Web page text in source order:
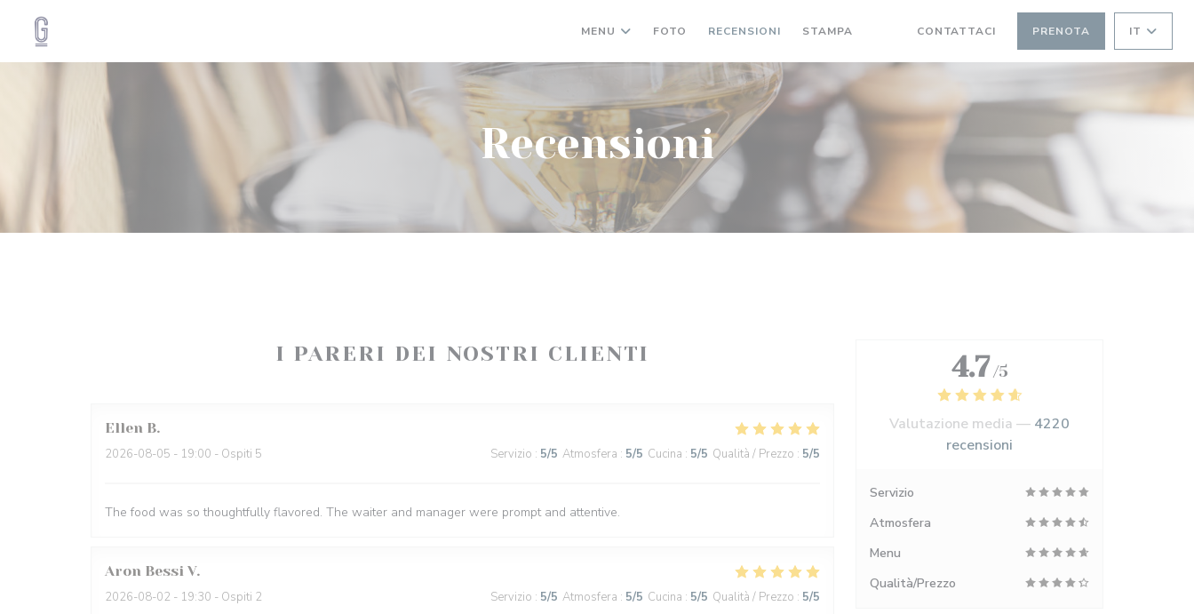
MENU FOTO RECENSIONI STAMPA CONTATTACI PRENOTA IT
Recensioni
I PARERI DEI NOSTRI CLIENTI
Ellen B
2026-08-05 - 19:00 - Ospiti 5 Servizio : 5/5 Atmosfera : 5/5 Cucina : 5/5 Qualità / Prezzo : 5/5
The food was so thoughtfully flavored. The waiter and manager were prompt and attentive.
Aron Bessi V
2026-08-02 - 19:30 - Ospiti 2 Servizio : 5/5 Atmosfera : 5/5 Cucina : 5/5 Qualità / Prezzo : 5/5
4.7 /5
Valutazione media — 4220
recensioni
Servizio
Atmosfera
Menu
Qualità/Prezzo